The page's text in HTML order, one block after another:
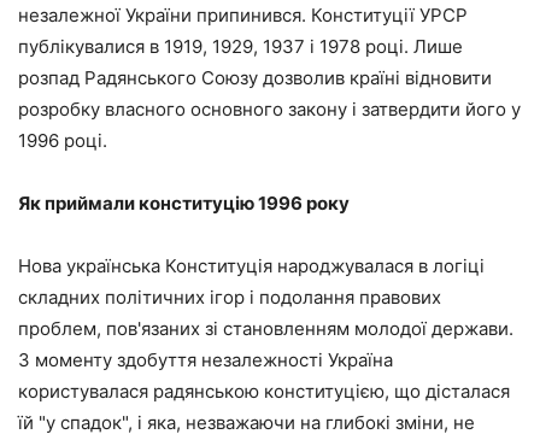
незалежної України припинився. Конституції УРСР
публікувалися в 1919, 1929, 1937 і 1978 році. Лише
розпад Радянського Союзу дозволив країні відновити
розробку власного основного закону і затвердити його у
1996 році.
Як приймали конституцію 1996 року
Нова українська Конституція народжувалася в логіці
складних політичних ігор і подолання правових
проблем, пов'язаних зі становленням молодої держави.
З моменту здобуття незалежності Україна
користувалася радянською конституцією, що дісталася
їй "у спадок", і яка, незважаючи на глибокі зміни, не